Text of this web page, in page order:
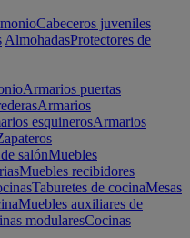
Cabeceros juveniles
AlmohadasProtectores de
Armarios puertas
Armarios
esquinerosArmarios
salónMuebles
Muebles recibidores
Taburetes de cocinaMesas
Muebles auxiliares de
modularesCocinas